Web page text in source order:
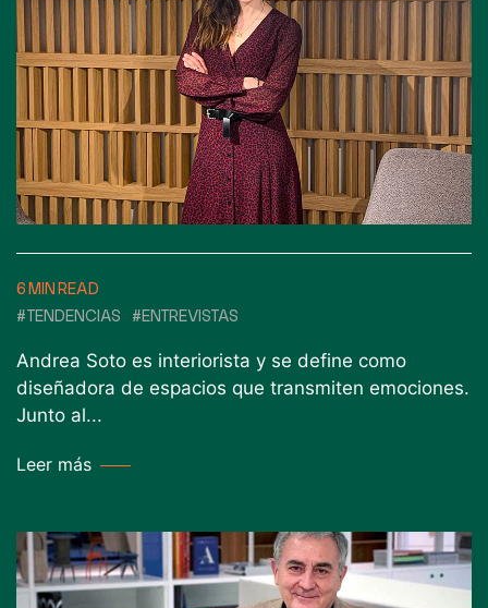
6 MIN READ
#TENDENCIAS
#ENTREVISTAS
Andrea Soto es interiorista y se define como
diseñadora de espacios que transmiten emociones.
Junto al...
Leer más